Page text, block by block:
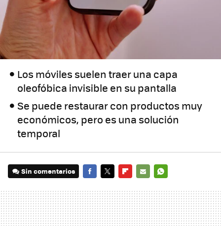
Los móviles suelen traer una capa
oleofóbica invisible en su pantalla
Se puede restaurar con productos muy
económicos, pero es una solución
temporal
Sin comentarios
MAIL